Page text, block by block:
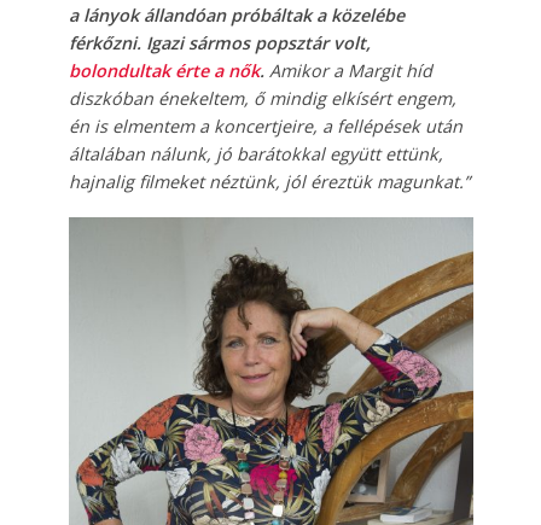
a lányok állandóan próbáltak a közelébe
férkőzni. Igazi sármos popsztár volt,
bolondultak érte a nők.Amikor a Margit híd
diszkóban énekeltem, ő mindig elkísért engem,
én is elmentem a koncertjeire, a fellépések után
általában nálunk, jó barátokkal együtt ettünk,
hajnalig filmeket néztünk, jól éreztük magunkat.”